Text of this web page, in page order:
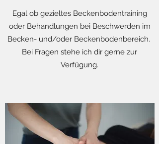
Egal ob gezieltes Beckenbodentraining
oder Behandlungen bei Beschwerden im
Becken- und/oder Beckenbodenbereich.
Bei Fragen stehe ich dir gerne zur
Verfügung.